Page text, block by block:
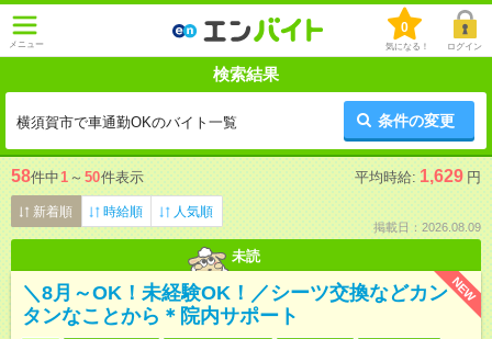
メニュー
0
気になる！ ログイン
検索結果
横須賀市で車通勤OKのバイト一覧 条件の変更
58件中1 ～ 50件表示 平均時給: 1,629 円
新着順 時給順 人気順
掲載日：2026.08.09
未読
NEW
＼8月～OK！未経験OK！／シーツ交換などカン
タンなことから＊院内サポート